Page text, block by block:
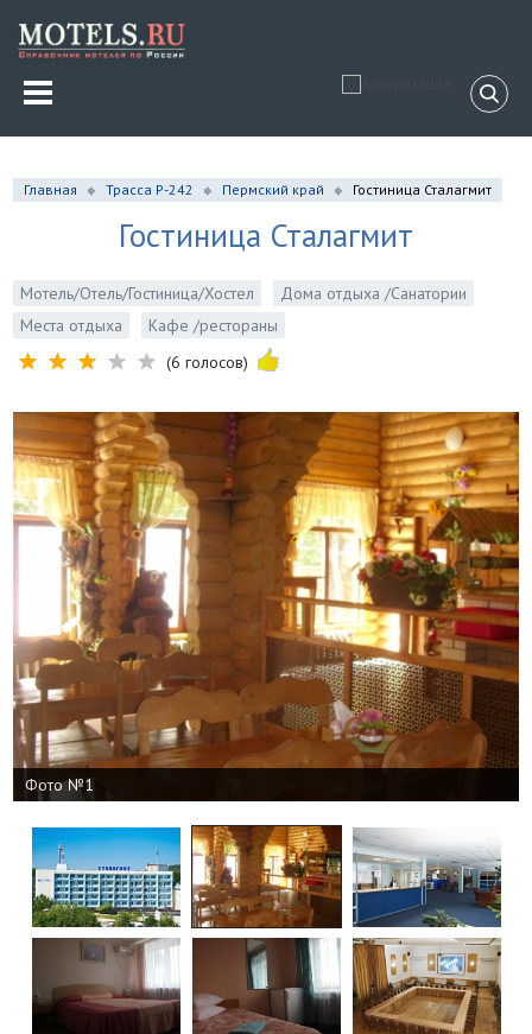
Главная Трасса Р-242 Пермский край Гостиница Сталагмит
Гостиница Сталагмит
Мотель/Отель/Гостиница/Хостел
Дома отдыха /Санатории
Места отдыха
Кафе /рестораны
(6 голосов)
Фото №1